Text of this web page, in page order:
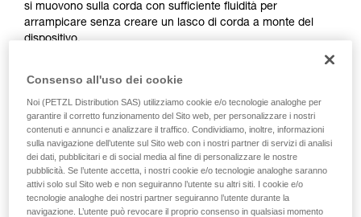
attività. Ne possono esistere altre che non
vengono qui descritte.
si muovono sulla corda con sufficiente fluidità per
arrampicare senza creare un lasco di corda a monte del
dispositivo.
Osservazioni:
- Per l’autoassicurazione in arrampicata su corda fissa, fare
riferimento alle soluzioni sviluppate nel consiglio tecnico
Autoassicurazione sul sito Petzl.com.
- Per l’autoassicurazione da primo, esistono tecniche che
richiedono una modifica del dispositivo per migliorare lo
scorrimento della corda. Petzl non autorizza questo utilizzo.
Consenso all'uso dei cookie
Noi (PETZL Distribution SAS) utilizziamo cookie e/o tecnologie analoghe per
garantire il corretto funzionamento del Sito web, per personalizzare i nostri
contenuti e annunci e analizzare il traffico. Condividiamo, inoltre, informazioni
sulla navigazione dell’utente sul Sito web con i nostri partner di servizi di analisi
dei dati, pubblicitari e di social media al fine di personalizzare le nostre
pubblicità. Se l’utente accetta, i nostri cookie e/o tecnologie analoghe saranno
attivi solo sul Sito web e non seguiranno l’utente su altri siti. I cookie e/o
tecnologie analoghe dei nostri partner seguiranno l’utente durante la
navigazione. L’utente può revocare il proprio consenso in qualsiasi momento